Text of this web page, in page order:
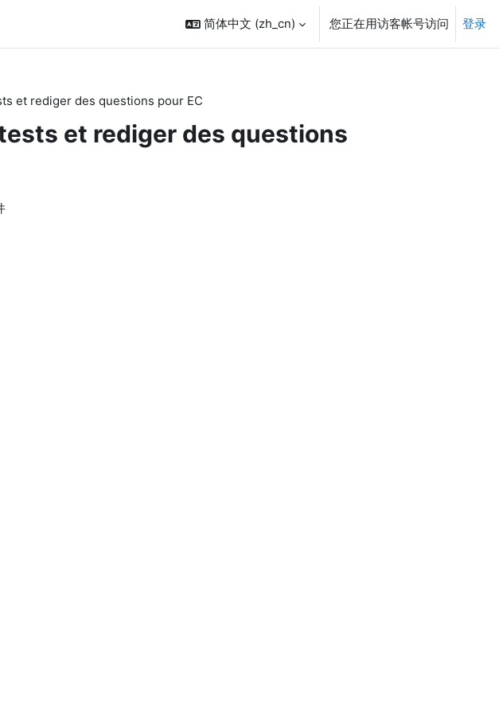
简体中文 ‎(zh_cn)‎ 您正在用访客帐号访问 登录
et rediger des questions pour EC
et rediger des questions